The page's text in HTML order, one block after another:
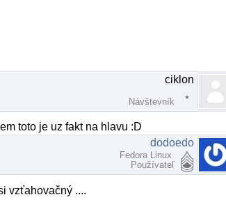
ciklon
Návštevník
toto je uz fakt na hlavu :D
dodoedo
Fedora Linux
Používateľ
vzťahovačný ....